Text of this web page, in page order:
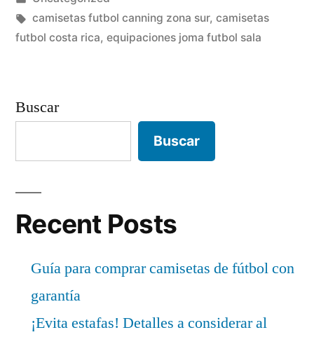
en
Etiquetas:
camisetas futbol canning zona sur, camisetas
futbol costa rica, equipaciones joma futbol sala
Buscar
Buscar
Recent Posts
Guía para comprar camisetas de fútbol con
garantía
¡Evita estafas! Detalles a considerar al